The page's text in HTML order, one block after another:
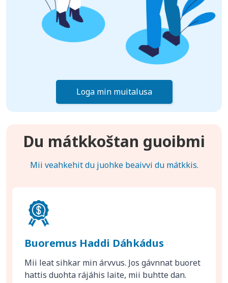
Loga min muitalusa
Du mátkkoštan guoibmi
Mii veahkehit du juohke beaivvi du mátkkis.
Buoremus Haddi Dáhkádus
Mii leat sihkar min árvvus. Jos gávnnat buoret
hattis duohta rájáhis laite, mii buhtte dan.